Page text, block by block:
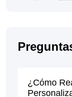
¿Cómo